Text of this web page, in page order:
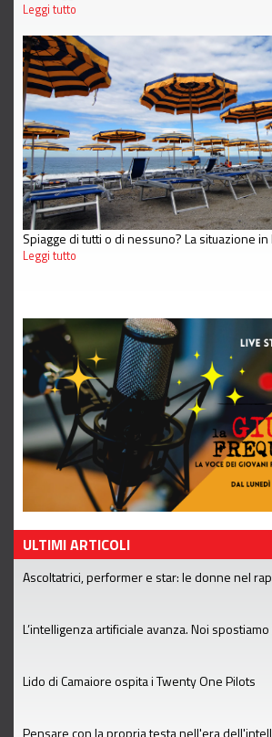
Leggi tutto
Spiagge di tutti o di nessuno? La situazione in
Leggi tutto
ULTIMI ARTICOLI
Ascoltatrici, performer e star: le donne nel rap
L’intelligenza artificiale avanza. Noi spostiamo
Lido di Camaiore ospita i Twenty One Pilots